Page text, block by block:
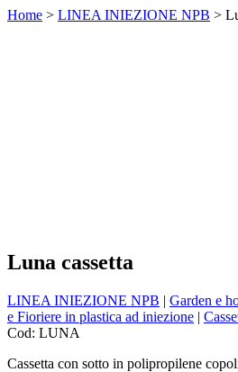
Home > LINEA INIEZIONE NPB >
Luna cassetta
LINEA INIEZIONE NPB | Garden e
e Fioriere in plastica ad iniezione |
Cod: LUNA
Cassetta con sotto in polipropilene